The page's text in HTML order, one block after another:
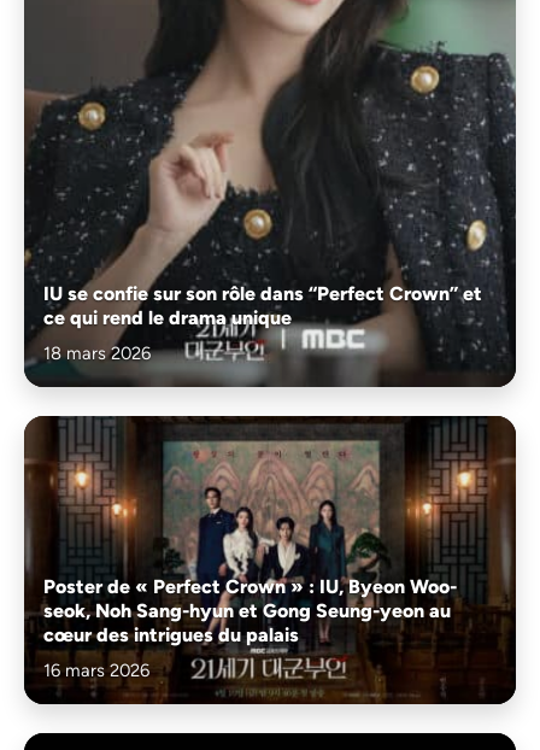
IU se confie sur son rôle dans “Perfect Crown” et
ce qui rend le drama unique
18 mars 2026
Poster de « Perfect Crown » : IU, Byeon Woo-
seok, Noh Sang-hyun et Gong Seung-yeon au
cœur des intrigues du palais
16 mars 2026